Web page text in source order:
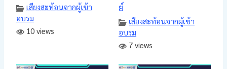
เสียงสะท้อนจากผู้เข้า
อบรม
10 views
ย์
เสียงสะท้อนจากผู้เข้า
อบรม
7 views